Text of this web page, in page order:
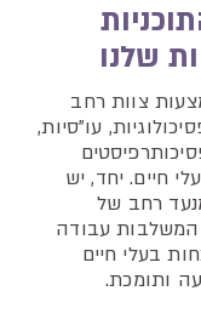
שלנו
צוות רחב
עו"סיות,
חיים. יחד, יש
רחב של
המשלבות עבודה
בעלי חיים
ותומכת.